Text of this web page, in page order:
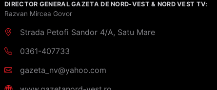
DIRECTOR GENERAL GAZETA DE NORD-VEST & NORD VEST TV:
Razvan Mircea Govor
Strada Petofi Sandor 4/A, Satu Mare
0361-407733
gazeta_nv@yahoo.com